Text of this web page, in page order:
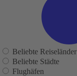
Beliebte Reiseländer
Beliebte Städte
Flughäfen